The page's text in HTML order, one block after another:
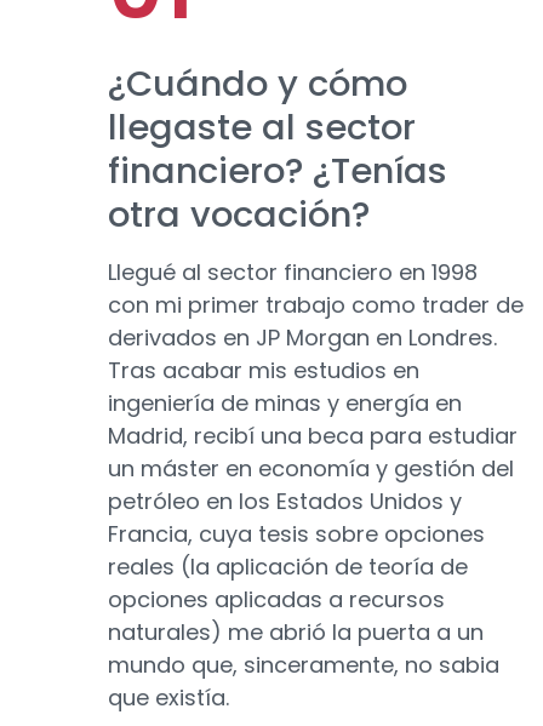
¿Cuándo y cómo
llegaste al sector
financiero? ¿Tenías
otra vocación?
Llegué al sector financiero en 1998
con mi primer trabajo como trader de
derivados en JP Morgan en Londres.
Tras acabar mis estudios en
ingeniería de minas y energía en
Madrid, recibí una beca para estudiar
un máster en economía y gestión del
petróleo en los Estados Unidos y
Francia, cuya tesis sobre opciones
reales (la aplicación de teoría de
opciones aplicadas a recursos
naturales) me abrió la puerta a un
mundo que, sinceramente, no sabia
que existía.